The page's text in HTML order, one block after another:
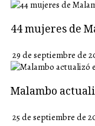
44 mujeres de
29 de septiembre de
Malambo
25 de septiembre de